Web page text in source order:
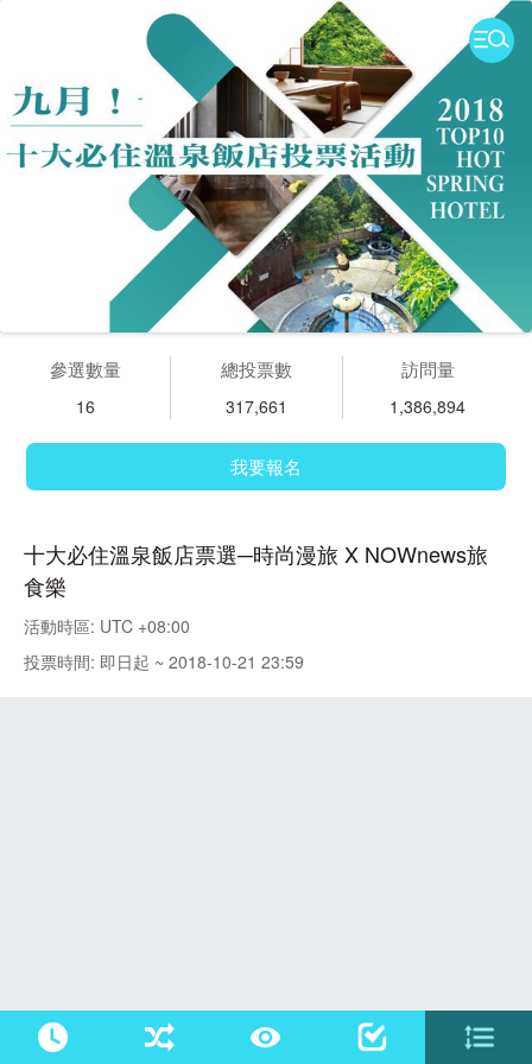
參選數量
16
總投票數
317,661
訪問量
1,386,894
我要報名
十大必住溫泉飯店票選─時尚漫旅 X NOWnews旅
食樂
活動時區: UTC +08:00
投票時間: 即日起 ~ 2018-10-21 23:59